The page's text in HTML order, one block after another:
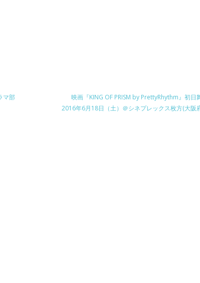
マ部
映画『KING OF PRISM by PrettyRhythm』初日
2016年6月18日（土）＠シネプレックス枚方(大阪